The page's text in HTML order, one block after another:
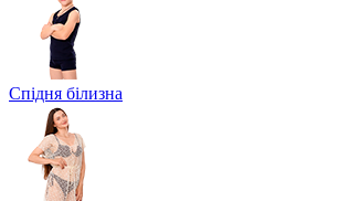
Спідня білизна